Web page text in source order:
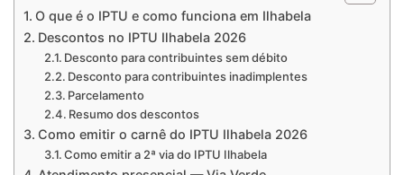
O que é o IPTU e como funciona em Ilhabela
Descontos no IPTU Ilhabela 2026
Desconto para contribuintes sem débito
Desconto para contribuintes inadimplentes
Parcelamento
Resumo dos descontos
Como emitir o carnê do IPTU Ilhabela 2026
Como emitir a 2ª via do IPTU Ilhabela